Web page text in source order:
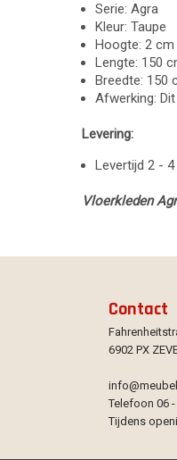
Serie: Agra
Kleur: Taupe
Hoogte: 2 cm
Lengte: 150
Breedte: 150
Afwerking:
Levering:
Levertijd 2 - 4
Vloerkleden
Contact
6902 PX
Telefoon 06
Tijdens